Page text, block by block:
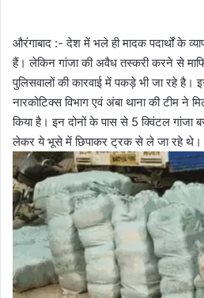
औरंगाबाद :- देश में भले ही मादक पदार्थों के
हैं। लेकिन गांजा की अवैध तस्करी करने से
पुलिसवालों की कारवाई में पकड़े भी जा रहे है।
नारकोटिक्स विभाग एवं अंबा थाना की टीम ने
किया है। इन दोनों के पास से 5 क्विंटल गांजा
लेकर ये भूसे में छिपाकर ट्रक से ले जा रहे थे।